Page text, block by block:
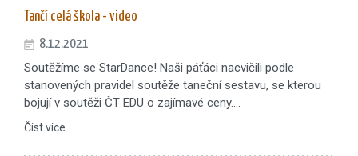
Tančí celá škola - video
8.12.2021
Soutěžíme se StarDance! Naši páťáci nacvičili podle
stanovených pravidel soutěže taneční sestavu, se kterou
bojují v soutěži ČT EDU o zajímavé ceny.…
Číst více